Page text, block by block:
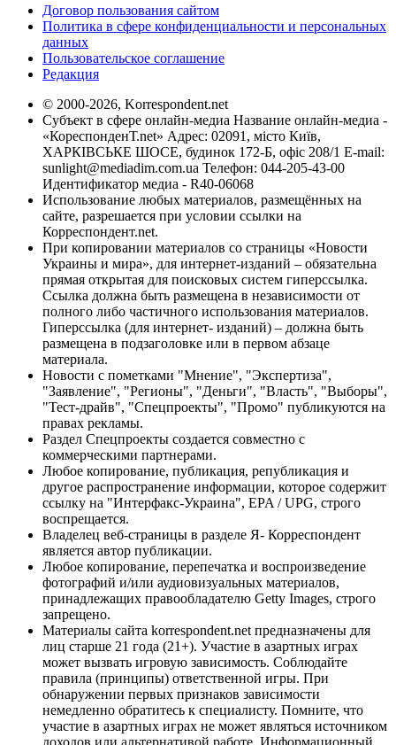
Договор пользования сайтом
Политика в сфере конфиденциальности и персональных
данных
Пользовательское соглашение
Редакция
© 2000-2026, Korrespondent.net
Субъект в сфере онлайн-медиа Название онлайн-медиа -
«КореспонденТ.net» Адрес: 02091, місто Київ,
ХАРКІВСЬКЕ ШОСЕ, будинок 172-Б, офіс 208/1 E-mail:
sunlight@mediadim.com.ua Телефон: 044-205-43-00
Идентификатор медиа - R40-06068
Использование любых материалов, размещённых на
сайте, разрешается при условии ссылки на
Корреспондент.net.
При копировании материалов со страницы «Новости
Украины и мира», для интернет-изданий – обязательна
прямая открытая для поисковых систем гиперссылка.
Ссылка должна быть размещена в независимости от
полного либо частичного использования материалов.
Гиперссылка (для интернет- изданий) – должна быть
размещена в подзаголовке или в первом абзаце
материала.
Новости с пометками "Мнение", "Экспертиза",
"Заявление", "Регионы", "Деньги", "Власть", "Выборы",
"Тест-драйв", "Спецпроекты", "Промо" публикуются на
правах рекламы.
Раздел Спецпроекты создается совместно с
коммерческими партнерами.
Любое копирование, публикация, републикация и
другое распространение информации, которое содержит
ссылку на "Интерфакс-Украина", EPA / UPG, строго
воспрещается.
Владелец веб-страницы в разделе Я- Корреспондент
является автор публикации.
Любое копирование, перепечатка и воспроизведение
фотографий и/или аудиовизуальных материалов,
принадлежащих правообладателю Getty Images, строго
запрещено.
Материалы сайта korrespondent.net предназначены для
лиц старше 21 года (21+). Участие в азартных играх
может вызвать игровую зависимость. Соблюдайте
правила (принципы) ответственной игры. При
обнаружении первых признаков зависимости
немедленно обратитесь к специалисту. Помните, что
участие в азартных играх не может являться источником
доходов или альтернативой работе. Информационный